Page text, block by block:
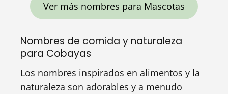
Ver más nombres para Mascotas
Nombres de comida y naturaleza
para Cobayas
Los nombres inspirados en alimentos y la
naturaleza son adorables y a menudo